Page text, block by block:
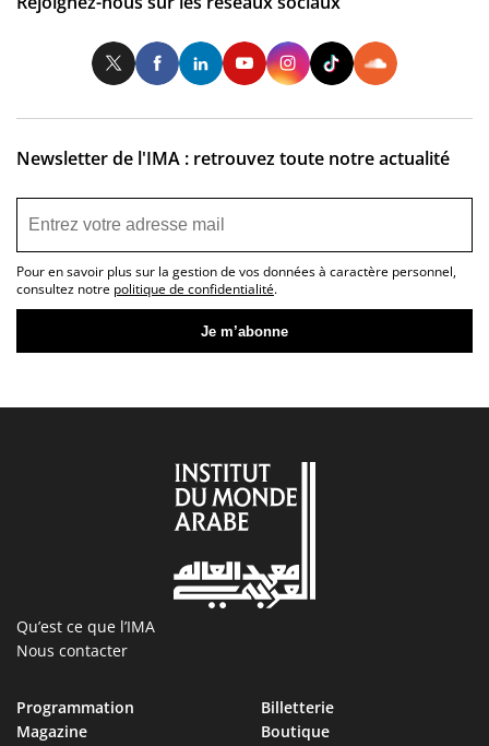
TwitterFacebookLinkedInYoutubeInstagram
Newsletter de l'IMA : retrouvez toute notre actualité
Pour en savoir plus sur la gestion de vos données à caractère personnel,
consultez notre politique de confidentialité.
Qu’est ce que l’IMA
Nous contacter
Programmation
Magazine
Billetterie
Boutique